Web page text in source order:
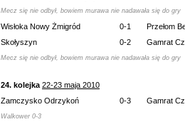
Mecz się nie odbył, bowiem murawa nie nadawała się do gry
Wisłoka Nowy Żmigród 0-1
Przełom
Skołyszyn
0-2 Gamrat
Mecz się nie odbył, bowiem murawa nie nadawała się do gry
24. kolejka 22-23 maja 2010
Zamczysko Odrzykoń
0-3 Gamrat
Walkower 0-3